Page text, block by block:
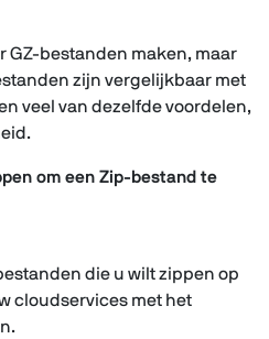
GZ-bestanden maken, maar
zijn vergelijkbaar met
veel van dezelfde voordelen,
om een Zip-bestand te
die u wilt zippen op
cloudservices met het